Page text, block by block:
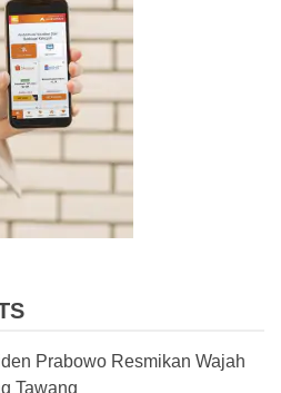
Prabowo Resmikan Wajah
Tawang